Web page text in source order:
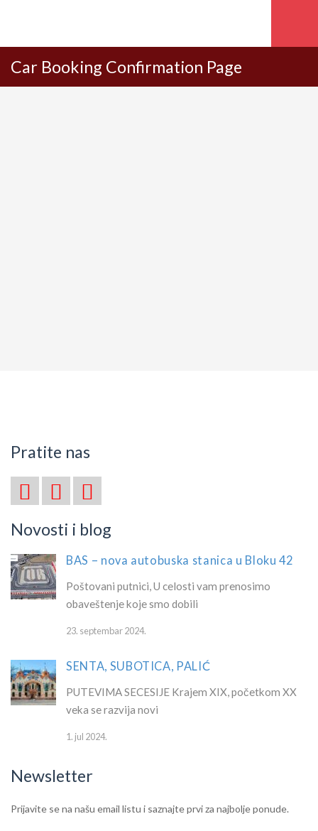
Car Booking Confirmation Page
Pratite nas
Novosti i blog
BAS – nova autobuska stanica u Bloku 42
Poštovani putnici, U celosti vam prenosimo
obaveštenje koje smo dobili
23. septembar 2024.
SENTA, SUBOTICA, PALIĆ
PUTEVIMA SECESIJE Krajem XIX, početkom XX
veka se razvija novi
1. jul 2024.
Newsletter
Newsletter
Prijavite se na našu email listu i saznajte prvi za najbolje ponude.
IF